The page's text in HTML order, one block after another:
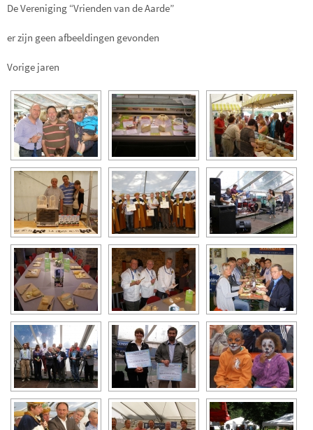
De Vereniging “Vrienden van de Aarde”
er zijn geen afbeeldingen gevonden
Vorige jaren